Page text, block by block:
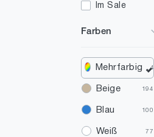
Im Sale
Farben
Mehrfarbig 4
Beige 194
Blau 100
Weiß 77